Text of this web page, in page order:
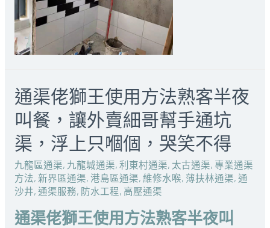
通渠佬獅王使用方法熟客半夜
叫餐，讓外賣細哥幫手通坑
渠，浮上只嗰個，哭笑不得
九龍區通渠, 九龍城通渠, 利東村通渠, 太古通渠, 專業通渠
方法, 新界區通渠, 港島區通渠, 維修水喉, 薄扶林通渠, 通
沙井, 通渠服務, 防水工程, 高壓通渠
通渠佬獅王使用方法熟客半夜叫